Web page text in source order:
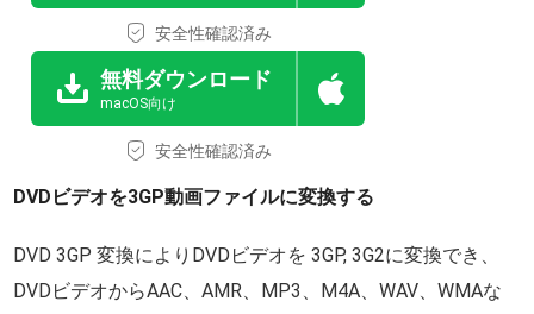
安全性確認済み
無料ダウンロード
macOS向け
安全性確認済み
DVDビデオを3GP動画ファイルに変換する
DVD 3GP 変換によりDVDビデオを 3GP, 3G2に変換でき、
DVDビデオからAAC、AMR、MP3、M4A、WAV、WMAな